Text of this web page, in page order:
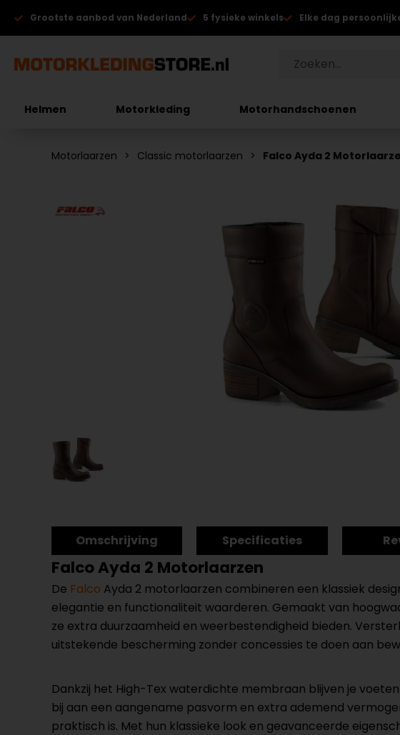
Grootste aanbod van Nederland 5 fysieke winkels Elke dag
Helmen Motorkleding Motorhandschoenen
Motorlaarzen Classic motorlaarzen Falco Ayda 2
Omschrijving Specificaties
Falco Ayda 2 Motorlaarzen
De Falco Ayda 2 motorlaarzen combineren een klassiek
elegantie en functionaliteit waarderen. Gemaakt van
ze extra duurzaamheid en weerbestendigheid bieden.
uitstekende bescherming zonder concessies te doen aan
Dankzij het High-Tex waterdichte membraan blijven je
bij aan een aangename pasvorm en extra ademend
praktisch is. Met hun klassieke look en geavanceerde